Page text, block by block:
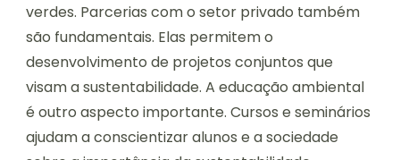
verdes. Parcerias com o setor privado também
são fundamentais. Elas permitem o
desenvolvimento de projetos conjuntos que
visam a sustentabilidade. A educação ambiental
é outro aspecto importante. Cursos e seminários
ajudam a conscientizar alunos e a sociedade